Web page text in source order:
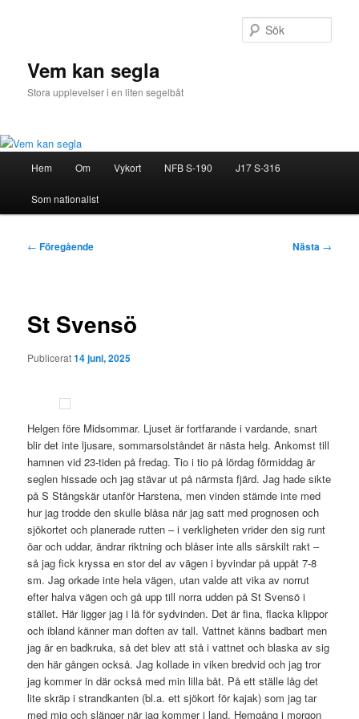
Vem kan segla
Stora upplevelser i en liten segelbåt
Hem Om Vykort NFB S-190 J17 S-316
Som nationalist
Inläggsnavigering
← Föregående Nästa →
St Svensö
Publicerat14 juni, 2025
Helgen före Midsommar. Ljuset är fortfarande i vardande, snart
blir det inte ljusare, sommarsolståndet är nästa helg. Ankomst till
hamnen vid 23-tiden på fredag. Tio i tio på lördag förmiddag är
seglen hissade och jag stävar ut på närmsta fjärd. Jag hade sikte
på S Stångskär utanför Harstena, men vinden stämde inte med
hur jag trodde den skulle blåsa när jag satt med prognosen och
sjökortet och planerade rutten – i verkligheten vrider den sig runt
öar och uddar, ändrar riktning och blåser inte alls särskilt rakt –
så jag fick kryssa en stor del av vägen i byvindar på uppåt 7-8
sm. Jag orkade inte hela vägen, utan valde att vika av norrut
efter halva vägen och gå upp till norra udden på St Svensö i
stället. Här ligger jag i lä för sydvinden. Det är fina, flacka klippor
och ibland känner man doften av tall. Vattnet känns badbart men
jag är en badkruka, så det blev att stå i vattnet och blaska av sig
den här gången också. Jag kollade in viken bredvid och jag tror
jag kommer in där också med min lilla båt. På ett ställe låg det
lite skräp i strandkanten (bl.a. ett sjökort för kajak) som jag tar
med mig och slänger när jag kommer i land. Hemgång i morgon